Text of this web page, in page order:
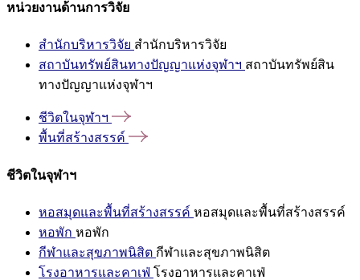
หน่วยงานด้านการวิจัย
สำนักบริหารวิจัย สำนักบริหารวิจัย
สถาบันทรัพย์สินทางปัญญาแห่งจุฬาฯ สถาบันทรัพย์สิน
ทางปัญญาแห่งจุฬาฯ
ชีวิตในจุฬาฯ
พื้นที่สร้างสรรค์
ชีวิตในจุฬาฯ
หอสมุดและพื้นที่สร้างสรรค์ หอสมุดและพื้นที่สร้างสรรค์
หอพัก หอพัก
กีฬาและสุขภาพนิสิต กีฬาและสุขภาพนิสิต
โรงอาหารและคาเฟ่ โรงอาหารและคาเฟ่